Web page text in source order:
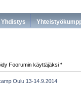
Yhdistys
Foorumin käyttäjäksi *
Oulu 13-14.9.2014